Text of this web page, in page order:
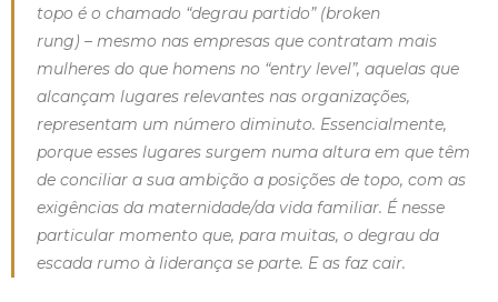
topo é o chamado “degrau partido” (broken
rung) – mesmo nas empresas que contratam mais
mulheres do que homens no “entry level”, aquelas que
alcançam lugares relevantes nas organizações,
representam um número diminuto. Essencialmente,
porque esses lugares surgem numa altura em que têm
de conciliar a sua ambição a posições de topo, com as
exigências da maternidade/da vida familiar. É nesse
particular momento que, para muitas, o degrau da
escada rumo à liderança se parte. E as faz cair.